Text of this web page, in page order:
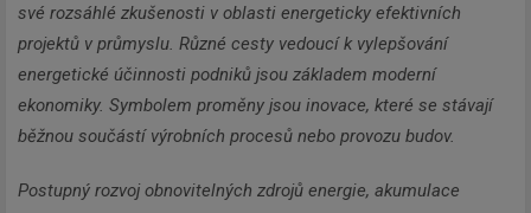
své rozsáhlé zkušenosti v oblasti energeticky efektivních
projektů v průmyslu. Různé cesty vedoucí k vylepšování
energetické účinnosti podniků jsou základem moderní
ekonomiky. Symbolem proměny jsou inovace, které se stávají
běžnou součástí výrobních procesů nebo provozu budov.
Postupný rozvoj obnovitelných zdrojů energie, akumulace